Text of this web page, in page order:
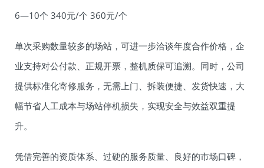
6—10个 340元/个 360元/个
单次采购数量较多的场站，可进一步洽谈年度合作价格，企
业支持对公付款、正规开票，整机质保可追溯。同时，公司
提供标准化寄修服务，无需上门、拆装便捷、发货快速，大
幅节省人工成本与场站停机损失，实现安全与效益双重提
升。
凭借完善的资质体系、过硬的服务质量、良好的市场口碑，